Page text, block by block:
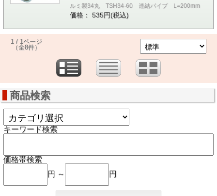
ルミ製34丸 TSH34-60 連結パイプ L=200mm
価格： 535円(税込)
1 / 1ページ
（全8件）
商品検索
キーワード検索
価格帯検索
円 ～
円